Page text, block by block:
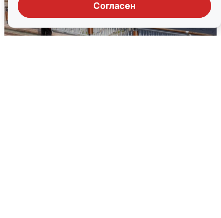
Согласен